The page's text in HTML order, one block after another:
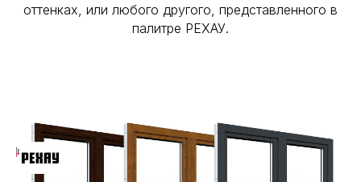
оттенках, или любого другого, представленного в
палитре РЕХАУ.